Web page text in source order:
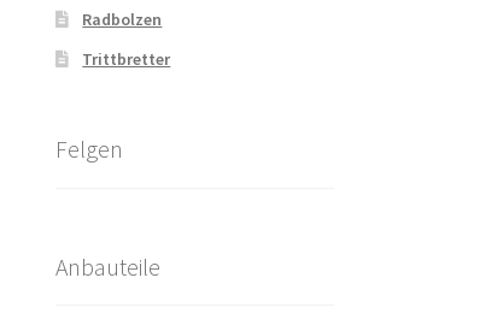
Radbolzen
Trittbretter
Felgen
Anbauteile